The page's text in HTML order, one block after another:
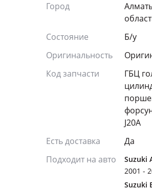
Город
Состояние
Б/y
Оригинальность
Код запчасти
ГБЦ
J20A
Есть доставка
Да
Подходит на авто
Suzuki
2001 -
Suzuki